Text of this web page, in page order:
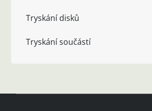
Tryskání disků
Tryskání součástí